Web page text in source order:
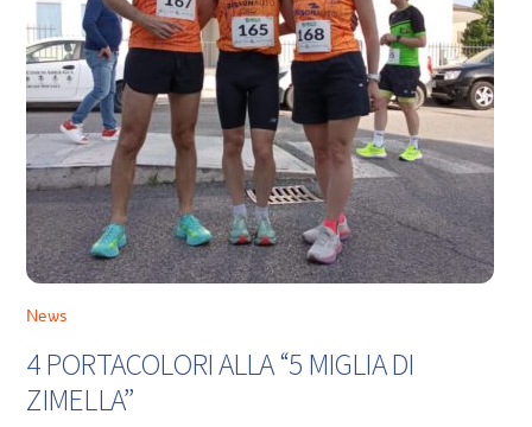
News
4 PORTACOLORI ALLA “5 MIGLIA DI
ZIMELLA”